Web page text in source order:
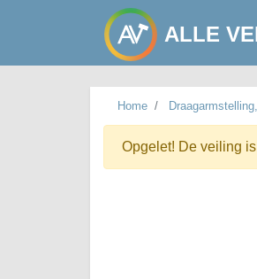
ALLE
Home
Opgelet! De veiling